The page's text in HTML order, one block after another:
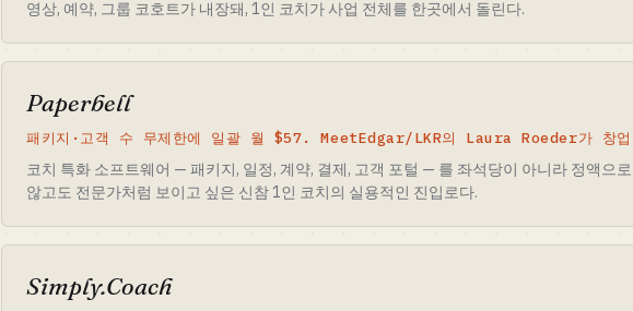
영상, 예약, 그룹 코호트가 내장돼, 1인 코치가 사업 전체를 한곳에서 돌린다.
Paperbell
패키지·고객 수 무제한에 일괄 월 $57. MeetEdgar/LKR의 Laura Roeder가 창업
코치 특화 소프트웨어 — 패키지, 일정, 계약, 결제, 고객 포털 — 를 좌석당이 아니라 정액으
않고도 전문가처럼 보이고 싶은 신참 1인 코치의 실용적인 진입로다.
Simply.Coach